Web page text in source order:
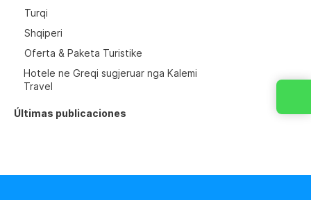
Turqi
Shqiperi
Oferta & Paketa Turistike
Hotele ne Greqi sugjeruar nga Kalemi
Travel
Últimas publicaciones